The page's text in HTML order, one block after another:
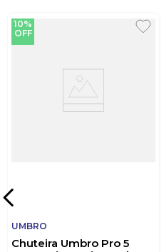
10%
OFF
UMBRO
Chuteira Umbro Pro 5